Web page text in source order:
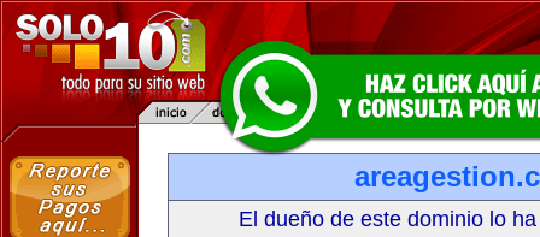
El dueño de este dominio lo